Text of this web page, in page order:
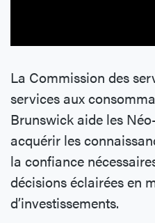
La Commission des
services aux
Brunswick aide les
acquérir les
la confiance
décisions éclairées en
d’investissements.